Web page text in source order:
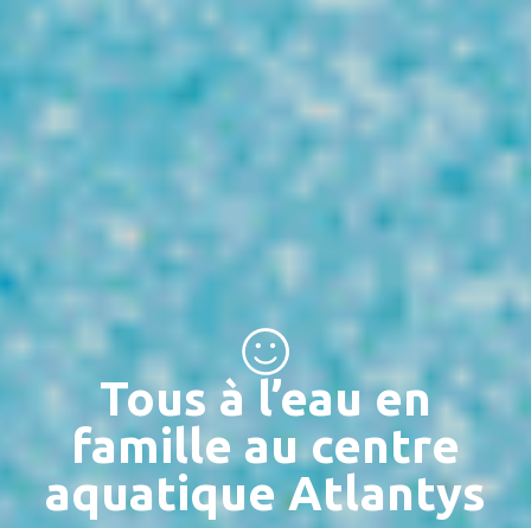
Tous à l’eau en
famille au centre
aquatique Atlantys